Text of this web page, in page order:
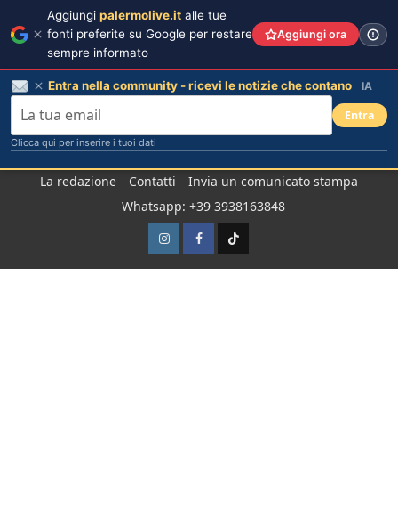
La redazione Contatti
Invia un comunicato stampa
Whatsapp: +39 3938163848
InstagramFacebook
TikTok
Aggiungi palermolive.it alle tue
fonti preferite su Google per restare
sempre informato
Aggiungi ora
Entra nella community - ricevi le notizie che contano IA
Entra
Clicca qui per inserire i tuoi dati